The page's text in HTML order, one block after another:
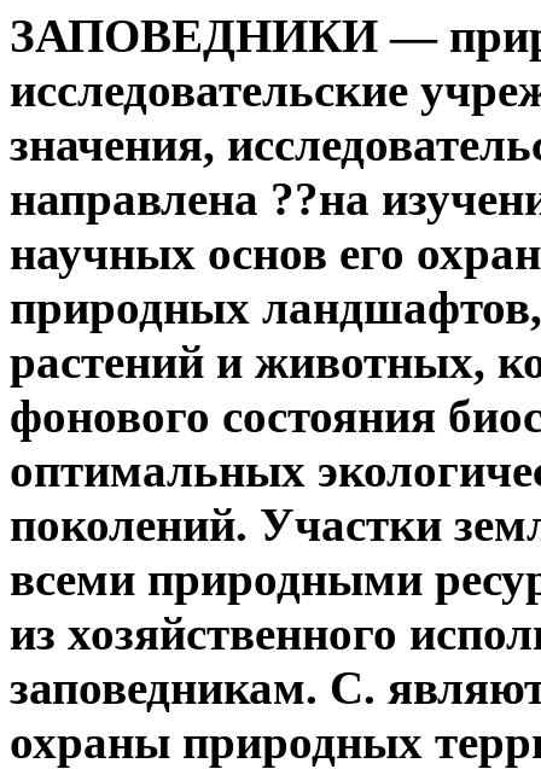
ЗАПОВЕДНИКИ —
исследовательские
значения,
направлена ??на
научных основ его
природных
растений и животных,
фонового состояния
оптимальных
поколений. Участки
всеми природными
из хозяйственного
заповедникам. С.
охраны природных